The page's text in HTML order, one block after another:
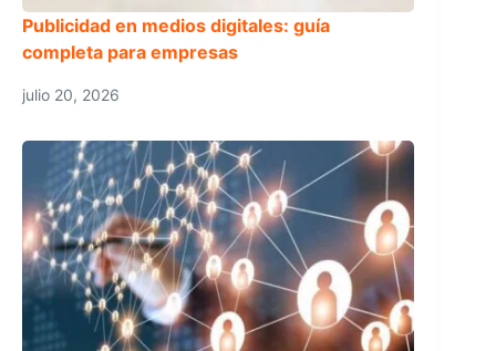
Publicidad en medios digitales: guía
completa para empresas
julio 20, 2026